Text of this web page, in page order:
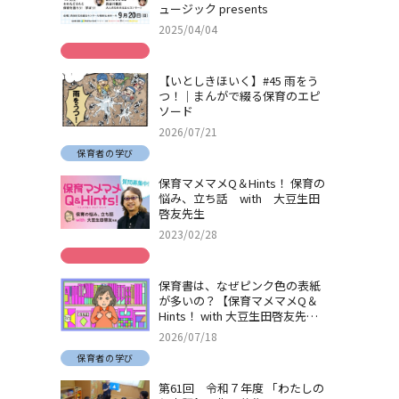
ュージック presents
2025/04/04
【いとしきほいく】#45 雨をう
つ！｜まんがで綴る保育のエピ
ソード
2026/07/21
保育者の学び
保育マメマメQ＆Hints！ 保育の
悩み、立ち話 with 大豆生田
啓友先生
2023/02/28
保育書は、なぜピンク色の表紙
が多いの？【保育マメマメQ＆
Hints！ with 大豆生田啓友先
生】
2026/07/18
保育者の学び
第61回 令和７年度 「わたしの